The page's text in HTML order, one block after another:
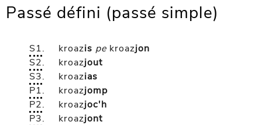
Passé défini (passé simple)
S1. kroazis pe kroazjon
S2. kroazjout
S3. kroazias
P1. kroazjomp
P2. kroazjoc'h
P3. kroazjont